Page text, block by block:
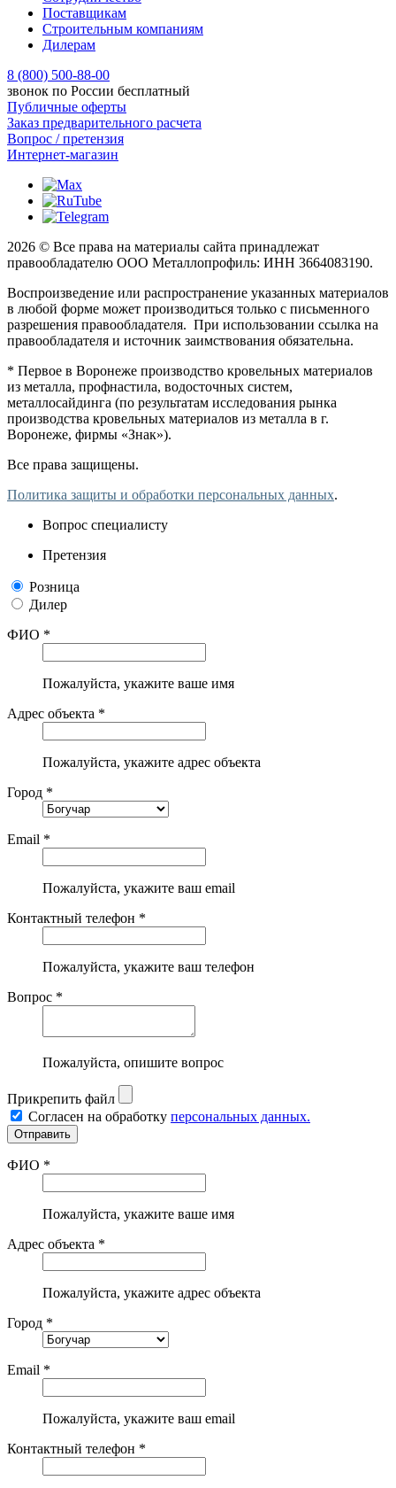
Поставщикам
Строительным компаниям
Дилерам
8 (800) 500-88-00
звонок по России бесплатный
Публичные оферты
Заказ предварительного расчета
Вопрос / претензия
Интернет-магазин
2026 © Все права на материалы сайта принадлежат
правообладателю ООО Металлопрофиль: ИНН 3664083190.
Воспроизведение или распространение указанных материалов
в любой форме может производиться только с письменного
разрешения правообладателя. При использовании ссылка на
правообладателя и источник заимствования обязательна.
* Первое в Воронеже производство кровельных материалов
из металла, профнастила, водосточных систем,
металлосайдинга (по результатам исследования рынка
производства кровельных материалов из металла в г.
Воронеже, фирмы «Знак»).
Все права защищены.
Политика защиты и обработки персональных данных.
Вопрос специалисту
Претензия
Розница
Дилер
ФИО *
Пожалуйста, укажите ваше имя
Адрес объекта *
Пожалуйста, укажите адрес объекта
Город *
Email *
Пожалуйста, укажите ваш email
Контактный телефон *
Пожалуйста, укажите ваш телефон
Вопрос *
Пожалуйста, опишите вопрос
Прикрепить файл
Согласен на обработку персональных данных.
ФИО *
Пожалуйста, укажите ваше имя
Адрес объекта *
Пожалуйста, укажите адрес объекта
Город *
Email *
Пожалуйста, укажите ваш email
Контактный телефон *